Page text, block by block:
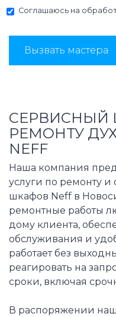
Соглашаюсь на
Вызвать мастера
СЕРВИСНЫЙ
РЕМОНТУ
NEFF
Наша компания
услуги по ремонту
шкафов Neff в
ремонтные работы
дому клиента,
обслуживания и
работает без
реагировать на
сроки, включая
В распоряжении